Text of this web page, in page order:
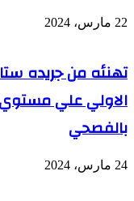
22 مارس، 2024
تهنئه من جريده
الاولي علي
بالفصحي
24 مارس، 2024